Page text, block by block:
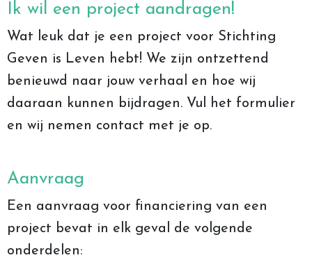
Ik wil een project aandragen!
Wat leuk dat je een project voor Stichting
Geven is Leven hebt! We zijn ontzettend
benieuwd naar jouw verhaal en hoe wij
daaraan kunnen bijdragen. Vul het formulier
en wij nemen contact met je op.
Aanvraag
Een aanvraag voor financiering van een
project bevat in elk geval de volgende
onderdelen: